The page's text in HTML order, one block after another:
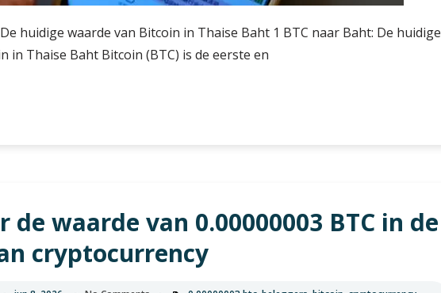
huidige waarde van Bitcoin in Thaise Baht 1 BTC naar Baht: De huidige
in Thaise Baht Bitcoin (BTC) is de eerste en
naar
Baht:
Bitcoin
de waarde van 0.00000003 BTC in de
cryptocurrency